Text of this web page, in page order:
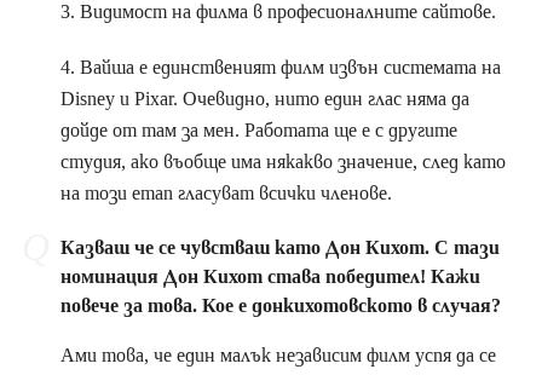
3. Видимост на филма в професионалните сайтове.
4. Вайша е единственият филм извън системата на
Disney и Pixar. Очевидно, нито един глас няма да
дойде от там за мен. Работата ще е с другите
студия, ако въобще има някакво значение, след като
на този етап гласуват всички членове.
Казваш че се чувстваш като Дон Кихот. С тази
номинация Дон Кихот става победител! Кажи
повече за това. Кое е донкихотовското в случая?
Ами това, че един малък независим филм успя да се